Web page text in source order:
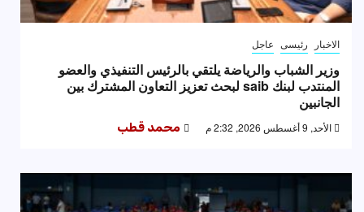
الاخبار رئيسى عاجل
وزير الشباب والرياضة يلتقي بالرئيس التنفيذي والعضو
المنتدب لبنك saib لبحث تعزيز التعاون المشترك بين
الجانبين
الأحد, 9 أغسطس 2026, 2:32 م محمد قطب